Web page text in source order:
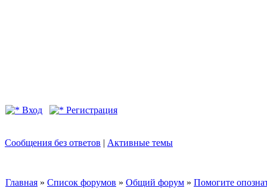
Вход Регистрация
Сообщения без ответов | Активные темы
Главная » Список форумов » Общий форум » Помогите